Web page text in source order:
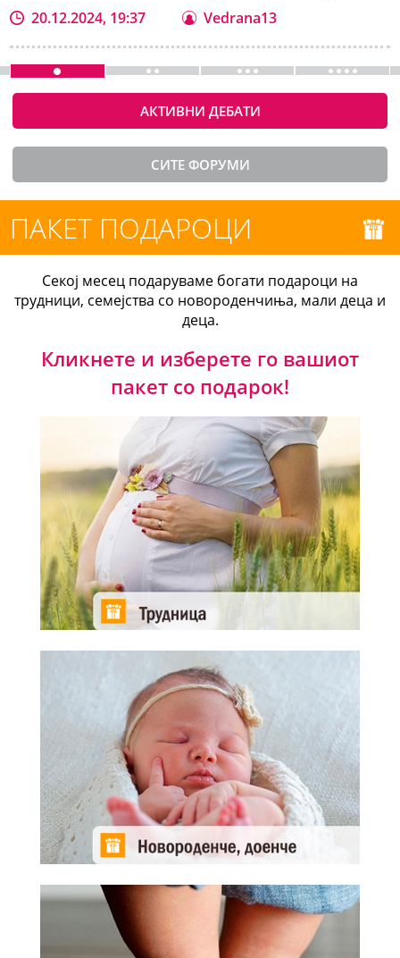
20.12.2024, 19:37 Vedrana13
АКТИВНИ ДЕБАТИ
СИТЕ ФОРУМИ
ПАКЕТ ПОДАРОЦИ
Секој месец подаруваме богати подароци на
трудници, семејства со новороденчиња, мали деца и
деца.
Кликнете и изберете го вашиот
пакет со подарок!